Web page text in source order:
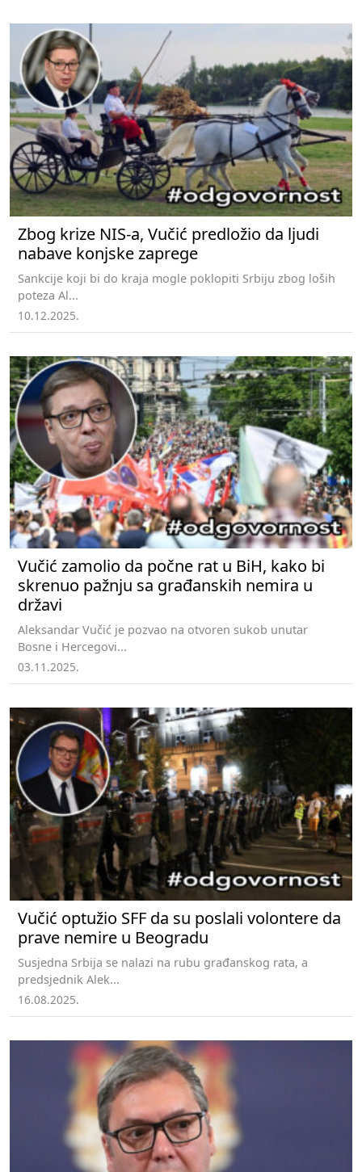
Zbog krize NIS-a, Vučić predložio da ljudi
nabave konjske zaprege
Sankcije koji bi do kraja mogle poklopiti Srbiju zbog loših
poteza Al...
10.12.2025.
Vučić zamolio da počne rat u BiH, kako bi
skrenuo pažnju sa građanskih nemira u
državi
Aleksandar Vučić je pozvao na otvoren sukob unutar
Bosne i Hercegovi...
03.11.2025.
Vučić optužio SFF da su poslali volontere da
prave nemire u Beogradu
Susjedna Srbija se nalazi na rubu građanskog rata, a
predsjednik Alek...
16.08.2025.